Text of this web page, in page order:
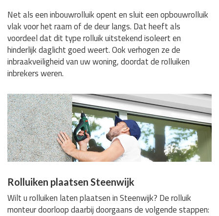
Net als een inbouwrolluik opent en sluit een opbouwrolluik
vlak voor het raam of de deur langs. Dat heeft als
voordeel dat dit type rolluik uitstekend isoleert en
hinderlijk daglicht goed weert. Ook verhogen ze de
inbraakveiligheid van uw woning, doordat de rolluiken
inbrekers weren.
Rolluiken plaatsen Steenwijk
Wilt u rolluiken laten plaatsen in Steenwijk? De rolluik
monteur doorloop daarbij doorgaans de volgende stappen: